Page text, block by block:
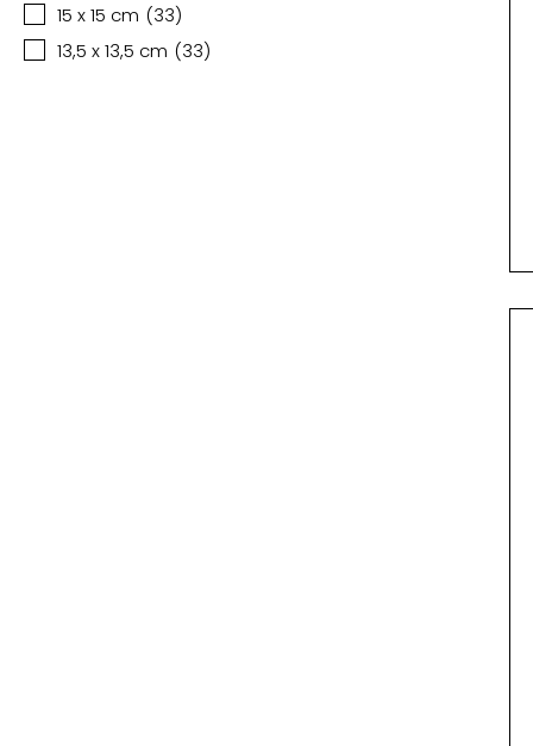
15 x 15 cm (33)
13,5 x 13,5 cm (33)